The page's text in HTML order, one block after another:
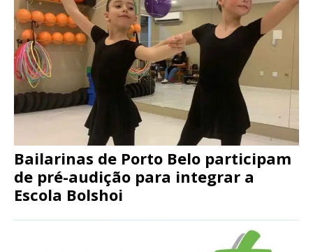
Bailarinas de Porto Belo participam
de pré-audição para integrar a
Escola Bolshoi